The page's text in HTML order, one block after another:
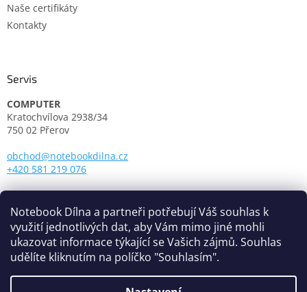
Notebook Dílna a partneři potřebují Váš souhlas k
využití jednotlivých dat, aby Vám mimo jiné mohli
ukazovat informace týkající se Vašich zájmů. Souhlas
udělíte kliknutím na políčko "Souhlasím".
Naše certifikáty
Kontakty
Servis
COMPUTER
Kratochvílova 2938/34
750 02 Přerov
obchod@notebookdilna.cz
+420 581 219 076
Otevírací doba:
Pondělí - Pátek: 9.00 - 17.00